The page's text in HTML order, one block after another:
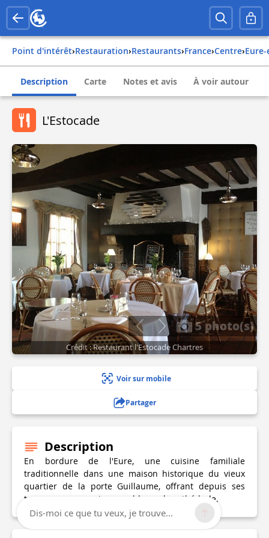
Point d'intérêt› Restauration› Restaurants› france› centre›
Description Carte Notes et avis À voir autour
L'Estocade
5 photo(s)
Crédit : Restaurant l'Estocade Chartres
Voir sur mobile
Partager
Description
En bordure de l'Eure, une cuisine familiale
traditionnelle dans une maison historique du vieux
quartier de la porte Guillaume, offrant depuis ses
terrasses une vue imprenable sur la cathédrale.
Dis-moi ce que tu veux, je trouve...